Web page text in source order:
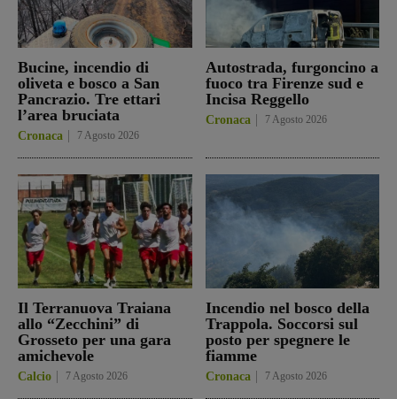
Bucine, incendio di
oliveta e bosco a San
Pancrazio. Tre ettari
l’area bruciata
Cronaca 7 Agosto 2026
Autostrada, furgoncino a
fuoco tra Firenze sud e
Incisa Reggello
Cronaca 7 Agosto 2026
Il Terranuova Traiana
allo “Zecchini” di
Grosseto per una gara
amichevole
Calcio 7 Agosto 2026
Incendio nel bosco della
Trappola. Soccorsi sul
posto per spegnere le
fiamme
Cronaca 7 Agosto 2026